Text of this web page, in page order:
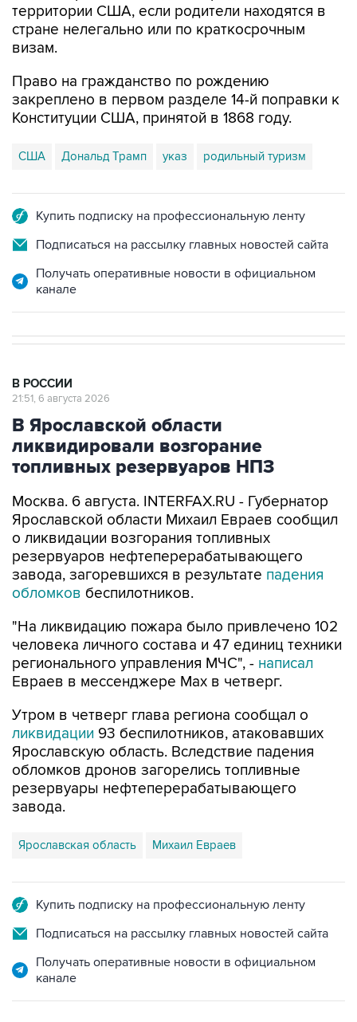
визам.
Право на гражданство по рождению
Конституции США, принятой в 1868 году.
США Дональд Трамп указ родильный туризм
Подписаться на рассылку главных новостей сайта
Получать оперативные новости в официальном
канале
В Ярославской области
ликвидировали возгорание
топливных резервуаров НПЗ
Москва. 6 августа. INTERFAX.RU - Губернатор
о ликвидации возгорания топливных
резервуаров нефтеперерабатывающего
завода, загоревшихся в результатепадения
обломковбеспилотников.
"На ликвидацию пожара было привлечено 102
регионального управления МЧС", -написал
Евраев в мессенджере Мах в четверг.
Утром в четверг глава региона сообщал о
Ярославскую область. Вследствие падения
обломков дронов загорелись топливные
резервуары нефтеперерабатывающего
завода.
Ярославская область
Подписаться на рассылку главных новостей сайта
Получать оперативные новости в официальном
канале
НОВОСТИ ПО ТЕМЕ